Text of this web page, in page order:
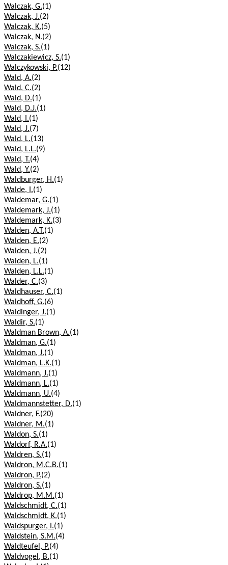
Walczak, G.(1)
Walczak, J.(2)
Walczak, K.(5)
Walczak, N.(2)
Walczak, S.(1)
Walczakiewicz, S.(1)
Walczykowski, P.(12)
Wald, A.(2)
Wald, C.(2)
Wald, D.(1)
Wald, D.J.(1)
Wald, I.(1)
Wald, J.(7)
Wald, L.(13)
Wald, L.L.(9)
Wald, T.(4)
Wald, Y.(2)
Waldburger, H.(1)
Walde, I.(1)
Waldemar, G.(1)
Waldemark, J.(1)
Waldemark, K.(3)
Walden, A.T.(1)
Walden, E.(2)
Walden, J.(2)
Walden, L.(1)
Walden, L.L.(1)
Walder, C.(3)
Waldhauser, C.(1)
Waldhoff, G.(6)
Waldinger, J.(1)
Waldir, S.(1)
Waldman Brown, A.(1)
Waldman, G.(1)
Waldman, J.(1)
Waldman, L.K.(1)
Waldmann, J.(1)
Waldmann, L.(1)
Waldmann, U.(4)
Waldmannstetter, D.(1)
Waldner, F.(20)
Waldner, M.(1)
Waldon, S.(1)
Waldorf, R.A.(1)
Waldren, S.(1)
Waldron, M.C.B.(1)
Waldron, P.(2)
Waldron, S.(1)
Waldrop, M.M.(1)
Waldschmidt, C.(1)
Waldschmidt, K.(1)
Waldspurger, I.(1)
Waldstein, S.M.(4)
Waldteufel, P.(4)
Waldvogel, B.(1)